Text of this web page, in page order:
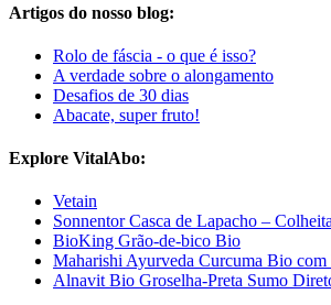
Artigos do nosso blog:
Rolo de fáscia - o que é isso?
A verdade sobre o alongamento
Desafios de 30 dias
Abacate, super fruto!
Explore VitalAbo:
Vetain
Sonnentor Casca de Lapacho –
BioKing Grão-de-bico Bio
Maharishi Ayurveda Curcuma Bio com
Alnavit Bio Groselha-Preta Sumo